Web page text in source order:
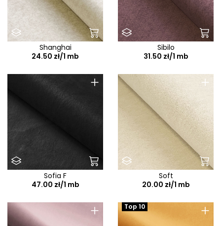
Shanghai
24.50 zł/1 mb
Sibilo
31.50 zł/1 mb
+
Sofia F
47.00 zł/1 mb
+
Soft
20.00 zł/1 mb
+ +
Top 10